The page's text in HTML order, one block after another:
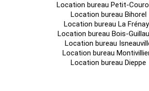
Location bureau Petit-
Location bureau Bihorel
Location bureau La
Location bureau Bois-
Location bureau
Location bureau
Location bureau Dieppe